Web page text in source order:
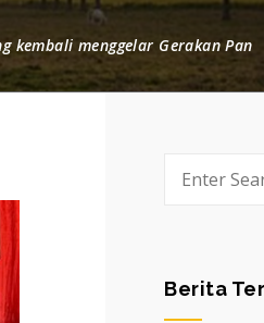
kembali menggelar Gerakan Pan
Berita